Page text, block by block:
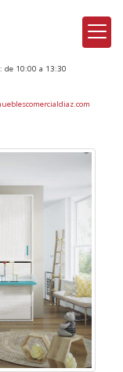
de 10:00 a 13:30